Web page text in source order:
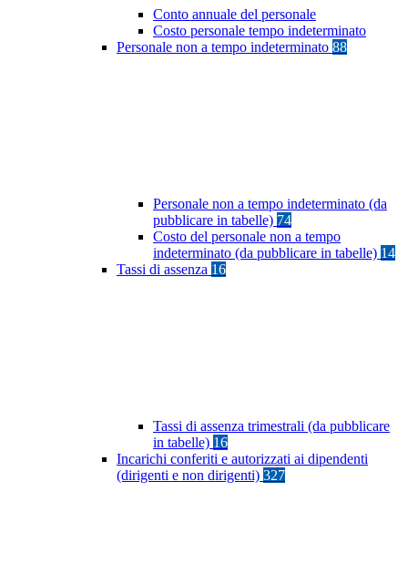
Conto annuale del personale
Costo personale tempo indeterminato
Personale non a tempo indeterminato 88
Personale non a tempo indeterminato (da
pubblicare in tabelle) 74
Costo del personale non a tempo
indeterminato (da pubblicare in tabelle) 14
Tassi di assenza 16
Tassi di assenza trimestrali (da pubblicare
in tabelle) 16
Incarichi conferiti e autorizzati ai dipendenti
(dirigenti e non dirigenti) 327